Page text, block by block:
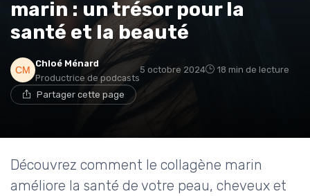
marin : un trésor pour la
santé et la beauté
Chloé Ménard
Productrice de podcasts
5 octobre 2024 18 min de lecture
Partager cette page
Découvrez comment le collagène marin
améliore la santé de votre peau, cheveux et